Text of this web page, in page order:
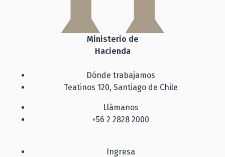
Ministerio de
Hacienda
Dónde trabajamos
Teatinos 120, Santiago de Chile
Llámanos
+56 2 2828 2000
Ingresa